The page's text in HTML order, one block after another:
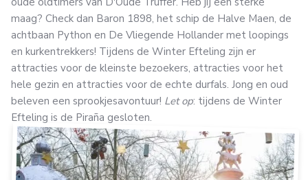
maag? Check dan Baron 1898, het schip de Halve Maen, de
achtbaan Python en De Vliegende Hollander met loopings
en kurkentrekkers! Tijdens de Winter Efteling zijn er
attracties voor de kleinste bezoekers, attracties voor het
hele gezin en attracties voor de echte durfals. Jong en oud
beleven een sprookjesavontuur! Let op: tijdens de Winter
Efteling is de Piraña gesloten.